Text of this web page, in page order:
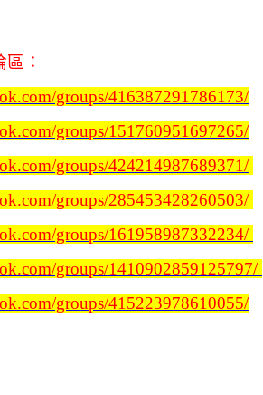
：
groups/416387291786173/
groups/151760951697265/
groups/424214987689371/
groups/285453428260503/
groups/161958987332234/
groups/1410902859125797/
groups/415223978610055/